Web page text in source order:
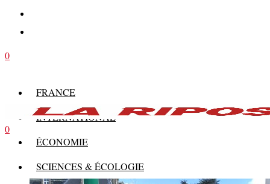
0
FRANCE
INTERNATIONAL
ÉCONOMIE
SCIENCES & ÉCOLOGIE
0